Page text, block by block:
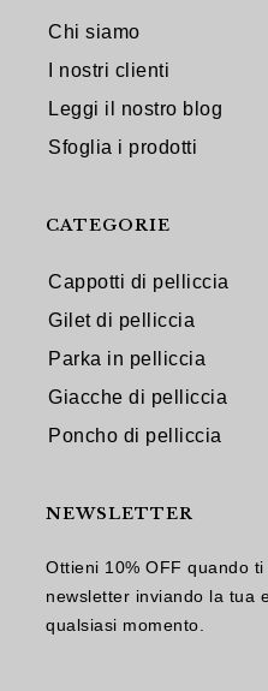
Chi siamo
I nostri clienti
Leggi il nostro blog
Sfoglia i prodotti
CATEGORIE
Cappotti di pelliccia
Gilet di pelliccia
Parka in pelliccia
Giacche di pelliccia
Poncho di pelliccia
NEWSLETTER
Ottieni 10% OFF quando
newsletter inviando la tua
qualsiasi momento.